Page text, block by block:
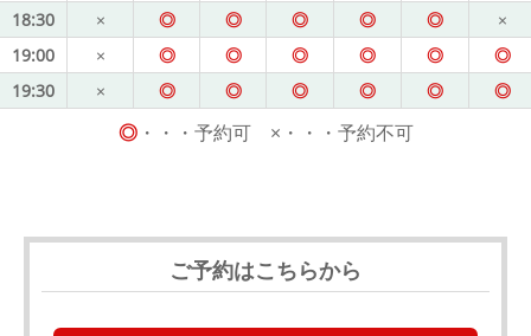
18:30
× ◎ ◎ ◎ ◎ ◎
×
19:00
× ◎ ◎ ◎ ◎ ◎
◎
19:30
× ◎ ◎ ◎ ◎ ◎ ◎
◎・・・予約可 ×・・・予約不可
ご予約はこちらから